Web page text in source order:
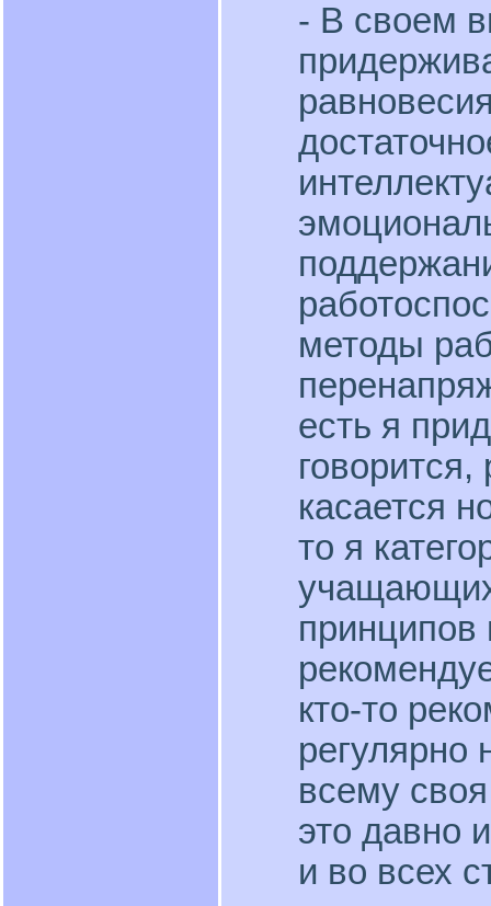
- В своем
методы
есть я
касается
то я
принципов
кто-то
регулярно
всему
это давно
и во всех